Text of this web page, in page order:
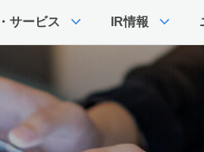
サービス expand_more IR情報 expand_more